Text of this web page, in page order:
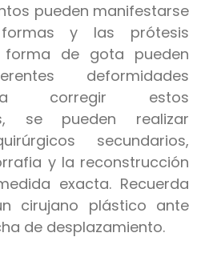
pueden manifestarse
y las prótesis
de gota pueden
deformidades
corregir estos
se pueden realizar
secundarios,
y la reconstrucción
exacta. Recuerda
cirujano plástico ante
de desplazamiento.